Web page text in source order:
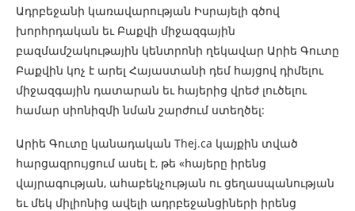
Ադրբեջանի կառավարության Իսրայելի գծով ​​
խորհրդական եւ Բաքվի միջազգային
բազմամշակութային կենտրոնի ղեկավար Արիե Գուտը
Բաքվին կոչ է արել Հայաստանի դեմ հայցով դիմելու
միջազգային դատարան եւ հայերից վրեժ լուծելու
համար սիոնիզմի նման ​​շարժում ստեղծել:
Արիե Գուտը կանադական Thej.ca կայքին տված
հարցազրույցում ասել է, թե «հայերը իրենց
վայրագության, ահաբեկչության ու ցեղասպանության
եւ մեկ միլիոնից ավելի ադրբեջանցիների իրենց